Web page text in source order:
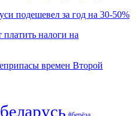
подешевел за год на 30-50%
налоги на
времен Второй